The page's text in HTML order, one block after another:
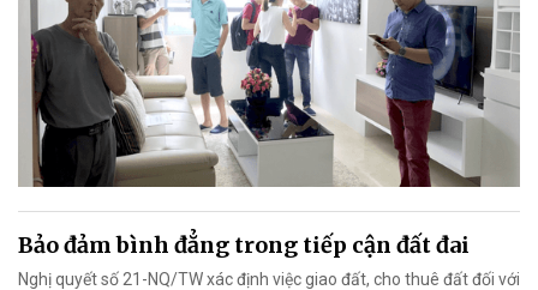
Bảo đảm bình đẳng trong tiếp cận đất đai
Nghị quyết số 21-NQ/TW xác định việc giao đất, cho thuê đất đối với